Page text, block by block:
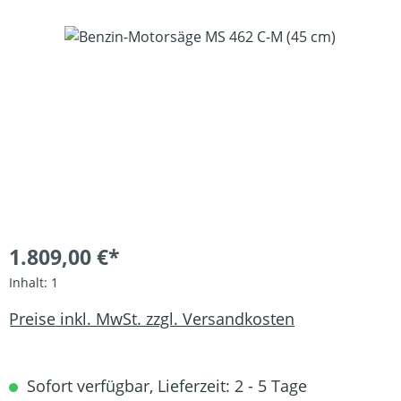
Bildergalerie überspringen
1.809,00 €*
Inhalt: 1
Preise inkl. MwSt. zzgl. Versandkosten
Sofort verfügbar, Lieferzeit: 2 - 5 Tage